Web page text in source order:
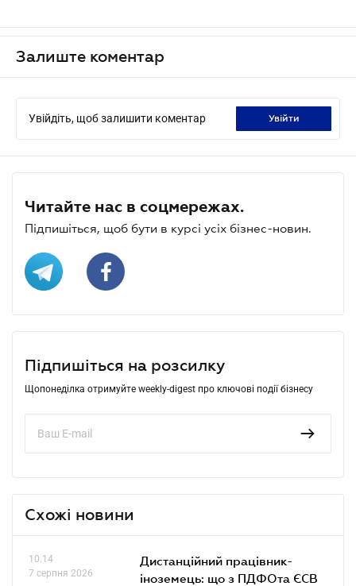
Залиште коментар
Увійдіть, щоб залишити коментар увійти
Читайте нас в соцмережах.
Підпишіться, щоб бути в курсі усіх бізнес-новин.
Підпишіться на розсилку
Щопонеділка отримуйте weekly-digest про ключові події бізнесу
Схожі новини
10.14
7 серпня 2026
Дистанційний працівник-
іноземець: що з ПДФОта ЄСВ